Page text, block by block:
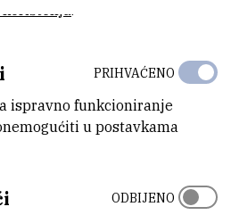
.
ispravno funkcioniranje
u postavkama
PRIHVAĆENO
ODBIJENO